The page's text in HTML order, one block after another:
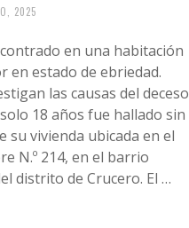
2025
en una habitación
en estado de ebriedad.
las causas del deceso
18 años fue hallado sin
su vivienda ubicada en el
N.º 214, en el barrio
distrito de Crucero. El …